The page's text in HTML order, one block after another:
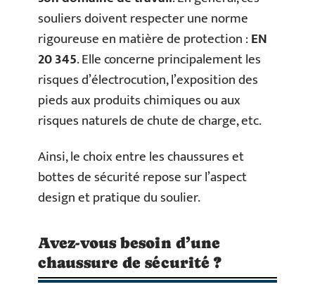
souliers doivent respecter une norme
rigoureuse en matière de protection :EN
20 345. Elle concerne principalement les
risques d’électrocution, l’exposition des
pieds aux produits chimiques ou aux
risques naturels de chute de charge, etc.
Ainsi, le choix entre les chaussures et
bottes de sécurité repose sur l’aspect
design et pratique du soulier.
Avez-vous besoin d’une
chaussure de sécurité ?